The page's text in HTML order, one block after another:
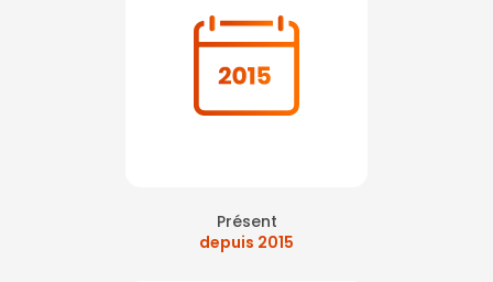
Présent
depuis 2015